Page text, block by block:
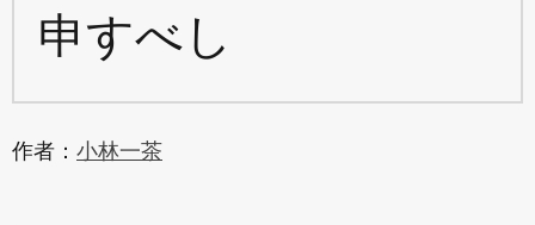
申すべし
作者： 小林一茶